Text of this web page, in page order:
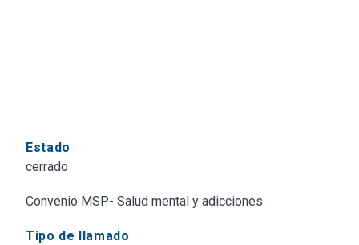
Estado
cerrado
Convenio MSP- Salud mental y adicciones
Tipo de llamado